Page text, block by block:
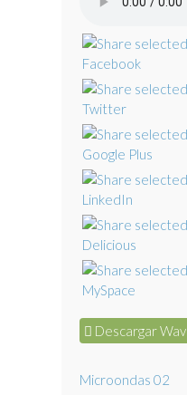
Descargar Wav
Microondas 02